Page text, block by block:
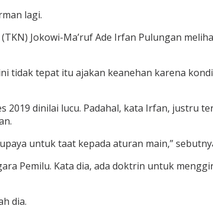
lagi.
Jokowi-Ma’ruf Ade Irfan Pulungan
tidak tepat itu ajakan keanehan karena
dinilai lucu. Padahal, kata Irfan, justru
untuk taat kepada aturan main,”
Pemilu. Kata dia, ada doktrin untuk
dia.